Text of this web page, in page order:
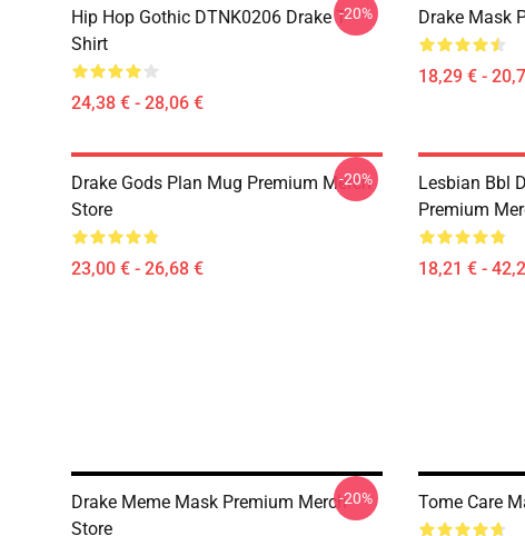
Hip Hop Gothic DTNK0206 Drake T-
Shirt
24,38 € - 28,06 €
-20% Drake Mask
18,29 € -
Drake Gods Plan Mug Premium Merch
Store
23,00 € - 26,68 €
-20%
Lesbian Bbl
Premium
18,21 € -
Drake Meme Mask Premium Merch
Store
-20% Tome Care